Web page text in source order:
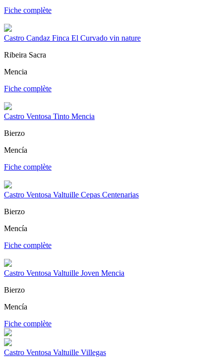
Fiche complète
Castro Candaz Finca El Curvado vin nature
Ribeira Sacra
Mencia
Fiche complète
Castro Ventosa Tinto Mencia
Bierzo
Mencía
Fiche complète
Castro Ventosa Valtuille Cepas Centenarias
Bierzo
Mencía
Fiche complète
Castro Ventosa Valtuille Joven Mencia
Bierzo
Mencía
Fiche complète
Castro Ventosa Valtuille Villegas